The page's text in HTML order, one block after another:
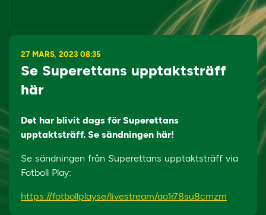
27 MARS, 2023 08:35
Se Superettans upptaktsträff
här
Det har blivit dags för Superettans
upptaktsträff. Se sändningen här!
Se sändningen från Superettans upptaktsträff via
Fotboll Play:
https://fotbollplay.se/livestream/ao1r78su8cmzm